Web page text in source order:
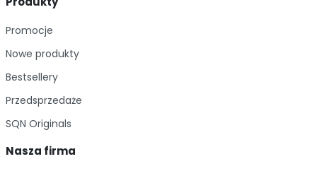
Promocje
Nowe produkty
Bestsellery
Przedsprzedaże
SQN Originals
Nasza firma